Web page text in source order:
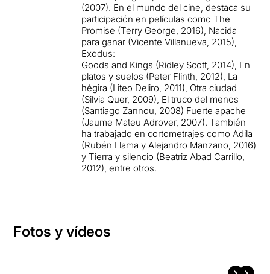
(2007). En el mundo del cine, destaca su
participación en películas como The
Promise (Terry George, 2016), Nacida
para ganar (Vicente Villanueva, 2015),
Exodus:
Goods and Kings (Ridley Scott, 2014), En
platos y suelos (Peter Flinth, 2012), La
hégira (Liteo Deliro, 2011), Otra ciudad
(Silvia Quer, 2009), El truco del menos
(Santiago Zannou, 2008) Fuerte apache
(Jaume Mateu Adrover, 2007). También
ha trabajado en cortometrajes como Adila
(Rubén Llama y Alejandro Manzano, 2016)
y Tierra y silencio (Beatriz Abad Carrillo,
2012), entre otros.
Fotos y vídeos